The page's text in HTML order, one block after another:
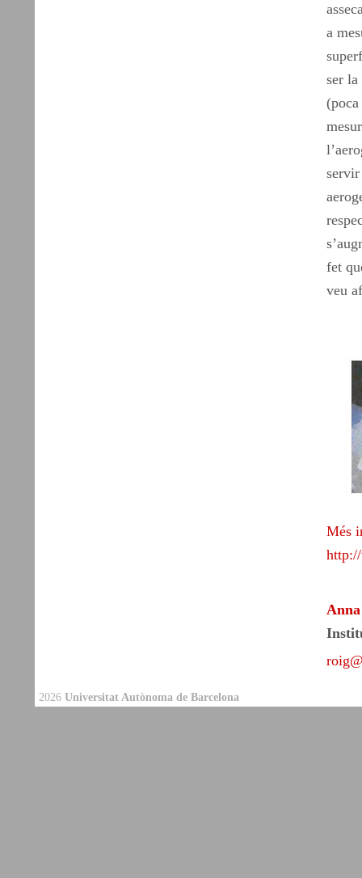
a
ser la
fet
veu
Més
2026 Universitat Autònoma de Barcelona